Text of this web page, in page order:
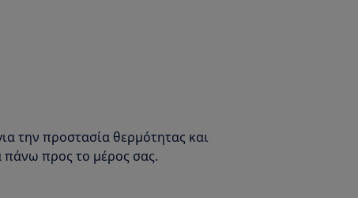
την προστασία θερμότητας και
πάνω προς το μέρος σας.